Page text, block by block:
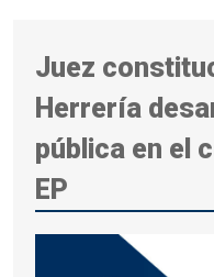
Juez
Herrería
pública en el
EP